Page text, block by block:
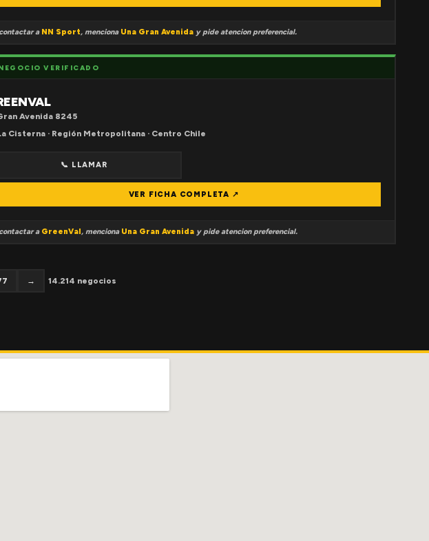
a NN Sport, menciona Una Gran Avenida y pide atencion preferencial.
VERIFICADO
Avenida 8245
Cisterna · Región Metropolitana · Centro Chile
📞 LLAMAR
VER FICHA COMPLETA ↗
a GreenVal, menciona Una Gran Avenida y pide atencion preferencial.
→ 14.214 negocios